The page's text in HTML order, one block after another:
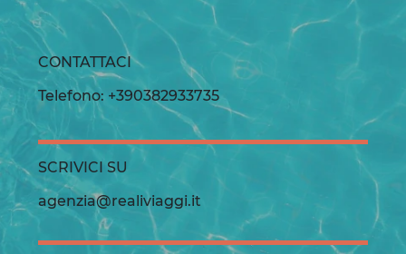
CONTATTACI
Telefono: +390382933735
SCRIVICI SU
agenzia@realiviaggi.it